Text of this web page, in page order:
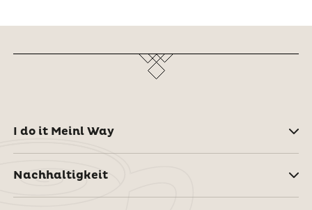
I do it Meinl Way
Nachhaltigkeit